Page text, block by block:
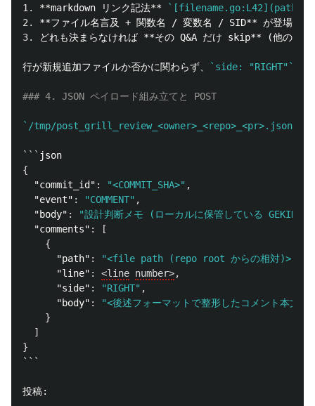
1. **markdown リンク記法**
`[filename.go:L42](path/
2.
**ファイル名言及 + 関数名 / 変数名 / SID** が登場す
3.
どれも決まらなければ **その Q&A だけ skip** (他の
行が新規追加ファイルか否かに関わらず、 `side: "RIGHT"`
### 4. JSON ペイロード組み立てと POST
`/tmp/post_grill_review_<owner>_<repo>_<pr>.json`
```
{
"commit_id" : "<COMMIT_SHA>" ,
"event" : "COMMENT" ,
"body" :
"設計判断メモ (ローカルに保管している
"comments" :
[
{
"path" : "<file path (repo root からの相対)>"
"line" : <line number>,
"side" : "RIGHT" ,
"body" :
"<後述フォーマットで整形したコメント本文>"
}
]
}
```
投稿: